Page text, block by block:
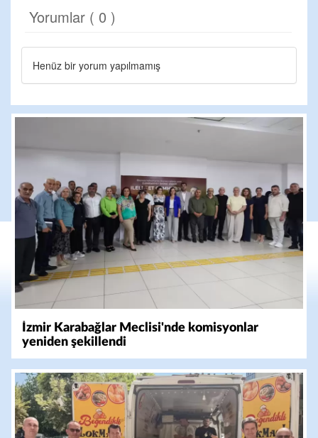
Yorumlar ( 0 )
Henüz bir yorum yapılmamış
İzmir Karabağlar Meclisi'nde komisyonlar
yeniden şekillendi